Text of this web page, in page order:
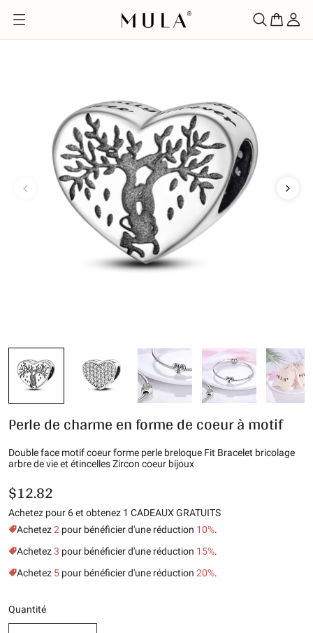
Perle de charme en forme de coeur à motif
Double face motif coeur forme perle breloque Fit Bracelet bricolage
arbre de vie et étincelles Zircon coeur bijoux
$12.82
Achetez pour 6 et obtenez 1 CADEAUX GRATUITS
Achetez2 pour bénéficier d'une réduction 10%.
Achetez3 pour bénéficier d'une réduction 15%.
Achetez 5 pour bénéficier d'une réduction 20%.
Quantité